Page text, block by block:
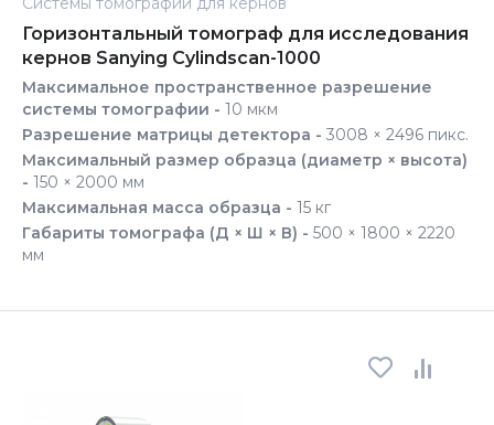
Горизонтальный томограф для исследования
кернов Sanying Cylindscan-1000
Максимальное пространственное разрешение
системы томографии - 10 мкм
Разрешение матрицы детектора - 3008 × 2496 пикс.
Максимальный размер образца (диаметр × высота)
- 150 × 2000 мм
Максимальная масса образца - 15 кг
Габариты томографа (Д × Ш × В) - 500 × 1800 × 2220
мм